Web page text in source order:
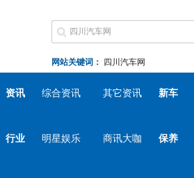
网站关键词： 四川汽车网
资讯 综合资讯 其它资讯 新车
行业 明星娱乐 商讯大咖 保养